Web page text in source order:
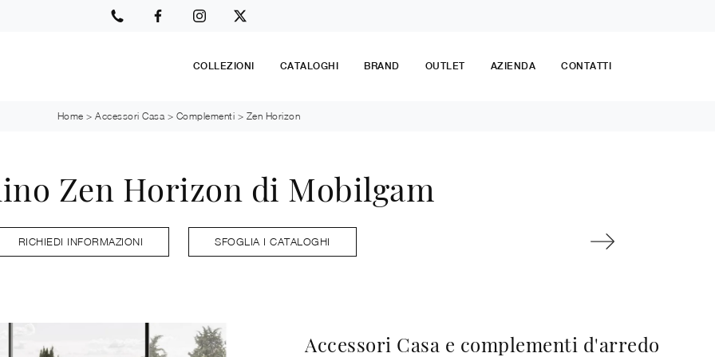
COLLEZIONI CATALOGHI BRAND OUTLET AZIENDA CONTATTI
Home >Accessori Casa > Complementi > Zen Horizon
Zen Horizon di Mobilgam
RICHIEDI INFORMAZIONI SFOGLIA I CATALOGHI
Accessori Casa e complementi d'arredo